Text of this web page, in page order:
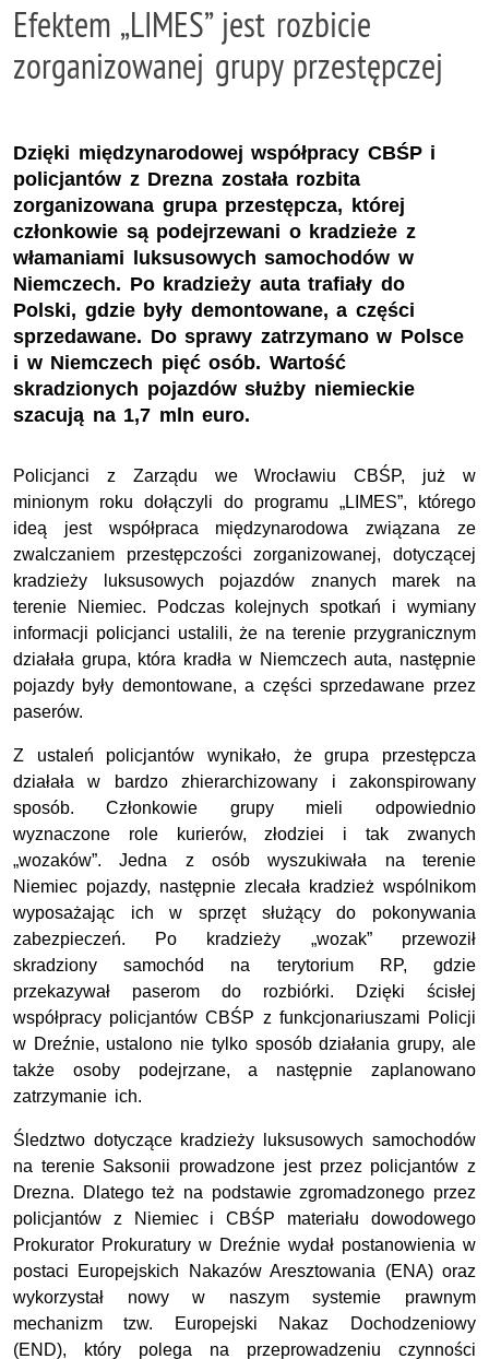
Efektem „LIMES” jest rozbicie
zorganizowanej grupy przestępczej
Dzięki międzynarodowej współpracy CBŚP i
policjantów z Drezna została rozbita
zorganizowana grupa przestępcza, której
członkowie są podejrzewani o kradzieże z
włamaniami luksusowych samochodów w
Niemczech. Po kradzieży auta trafiały do
Polski, gdzie były demontowane, a części
sprzedawane. Do sprawy zatrzymano w Polsce
i w Niemczech pięć osób. Wartość
skradzionych pojazdów służby niemieckie
szacują na 1,7 mln euro.
Policjanci z Zarządu we Wrocławiu CBŚP, już w
minionym roku dołączyli do programu „LIMES”, którego
ideą jest współpraca międzynarodowa związana ze
zwalczaniem przestępczości zorganizowanej, dotyczącej
kradzieży luksusowych pojazdów znanych marek na
terenie Niemiec. Podczas kolejnych spotkań i wymiany
informacji policjanci ustalili, że na terenie przygranicznym
działała grupa, która kradła w Niemczech auta, następnie
pojazdy były demontowane, a części sprzedawane przez
paserów.
Z ustaleń policjantów wynikało, że grupa przestępcza
działała w bardzo zhierarchizowany i zakonspirowany
sposób. Członkowie grupy mieli odpowiednio
wyznaczone role kurierów, złodziei i tak zwanych
„wozaków”. Jedna z osób wyszukiwała na terenie
Niemiec pojazdy, następnie zlecała kradzież wspólnikom
wyposażając ich w sprzęt służący do pokonywania
zabezpieczeń. Po kradzieży „wozak” przewoził
skradziony samochód na terytorium RP, gdzie
przekazywał paserom do rozbiórki. Dzięki ścisłej
współpracy policjantów CBŚP z funkcjonariuszami Policji
w Dreźnie, ustalono nie tylko sposób działania grupy, ale
także osoby podejrzane, a następnie zaplanowano
zatrzymanie ich.
Śledztwo dotyczące kradzieży luksusowych samochodów
na terenie Saksonii prowadzone jest przez policjantów z
Drezna. Dlatego też na podstawie zgromadzonego przez
policjantów z Niemiec i CBŚP materiału dowodowego
Prokurator Prokuratury w Dreźnie wydał postanowienia w
postaci Europejskich Nakazów Aresztowania (ENA) oraz
wykorzystał nowy w naszym systemie prawnym
mechanizm tzw. Europejski Nakaz Dochodzeniowy
(END), który polega na przeprowadzeniu czynności